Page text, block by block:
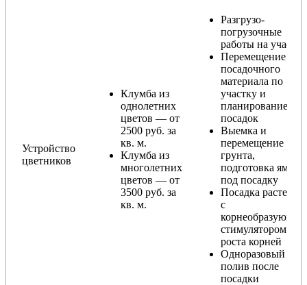
Устройство
цветников
Клумба из
однолетних
цветов — от
2500 руб. за
кв. м.
Клумба из
многолетних
цветов — от
3500 руб. за
кв. м.
Разгрузо-
погрузочные
работы на участке
Перемещение
посадочного
материала по
участку и
планирование
посадок
Выемка и
перемещение
грунта,
подготовка ямы
под посадку
Посадка растений
с
корнеобразующим
стимулятором
роста корней
Одноразовый
полив после
посадки